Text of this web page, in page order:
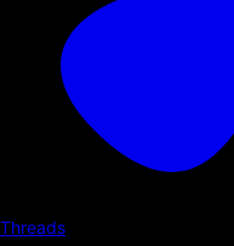
Threads